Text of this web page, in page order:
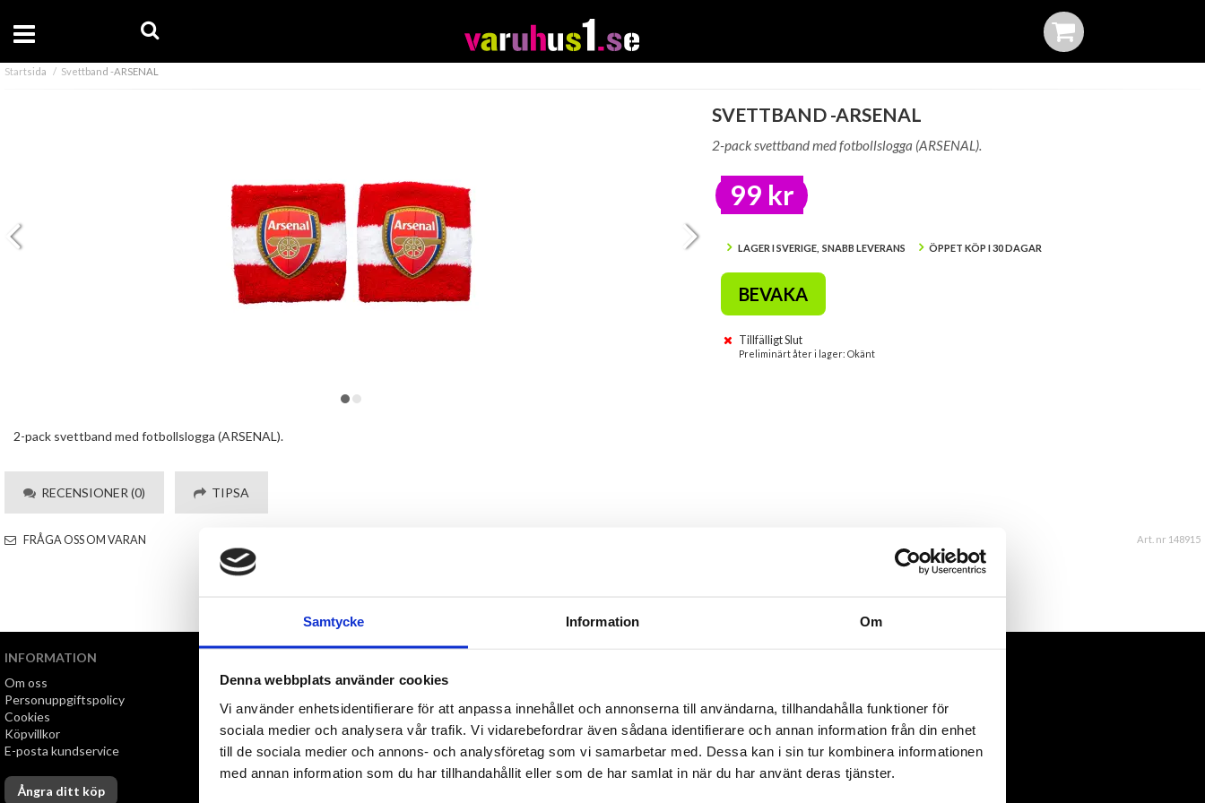
Samtycke Information Om
Denna webbplats använder cookies
Vi använder enhetsidentifierare för att anpassa innehållet och annonserna till användarna, tillhandahålla funktioner för
sociala medier och analysera vår trafik. Vi vidarebefordrar även sådana identifierare och annan information från din enhet
till de sociala medier och annons- och analysföretag som vi samarbetar med. Dessa kan i sin tur kombinera informationen
med annan information som du har tillhandahållit eller som de har samlat in när du har använt deras tjänster.
Startsida Svettband -ARSENAL
SVETTBAND -ARSENAL
2-pack svettband med fotbollslogga (ARSENAL).
99 kr
LAGER I SVERIGE, SNABB LEVERANS ÖPPET KÖP I 30 DAGAR
BEVAKA
Tillfälligt Slut
Preliminärt åter i lager: Okänt
2-pack svettband med fotbollslogga (ARSENAL).
RECENSIONER (0) TIPSA
FRÅGA OSS OM VARAN Art. nr 148915
INFORMATION
Om oss
Personuppgiftspolicy
Cookies
Köpvillkor
E-posta kundservice
Ångra ditt köp
Snabb leverans
Lager i Sverige